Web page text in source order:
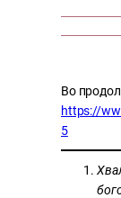
Во
https://
5